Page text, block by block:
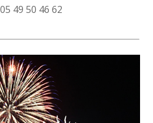
49 50 46 62